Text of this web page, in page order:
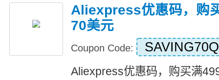
Aliexpress优惠码，购
70美元
Coupon Code: SAVING70Q
Aliexpress优惠码，购买满